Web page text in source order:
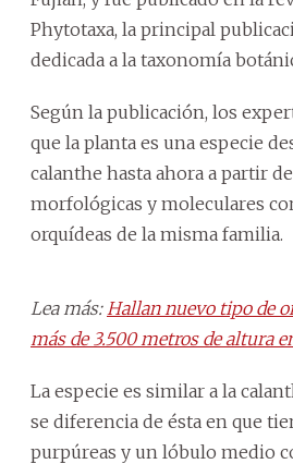
Phytotaxa, la principal
dedicada a la taxonomía
Según la publicación, los
que la planta es una especie
calanthe hasta ahora a partir
morfológicas y moleculares
orquídeas de la misma familia.
Lea más: Hallan nuevo tipo de
más de 3.500 metros de altura
La especie es similar a la
se diferencia de ésta en que
purpúreas y un lóbulo medio